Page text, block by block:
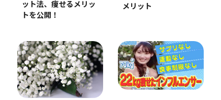
ット法、痩せるメリッ
トを公開！
メリット